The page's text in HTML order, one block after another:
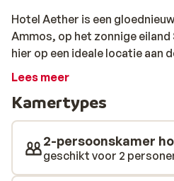
Hotel Aether is een
Ammos, op het zonnige
hier op een ideale locatie aan
centrum, op slechts een paar
van het hotel is strak en
en natuurlijke materialen. De
en voorzien van alle comfort.
standaardkamer of een
zwembad, ideaal voor een
Lees meer
Kamertypes
2-persoonskamer
geschikt voor 2